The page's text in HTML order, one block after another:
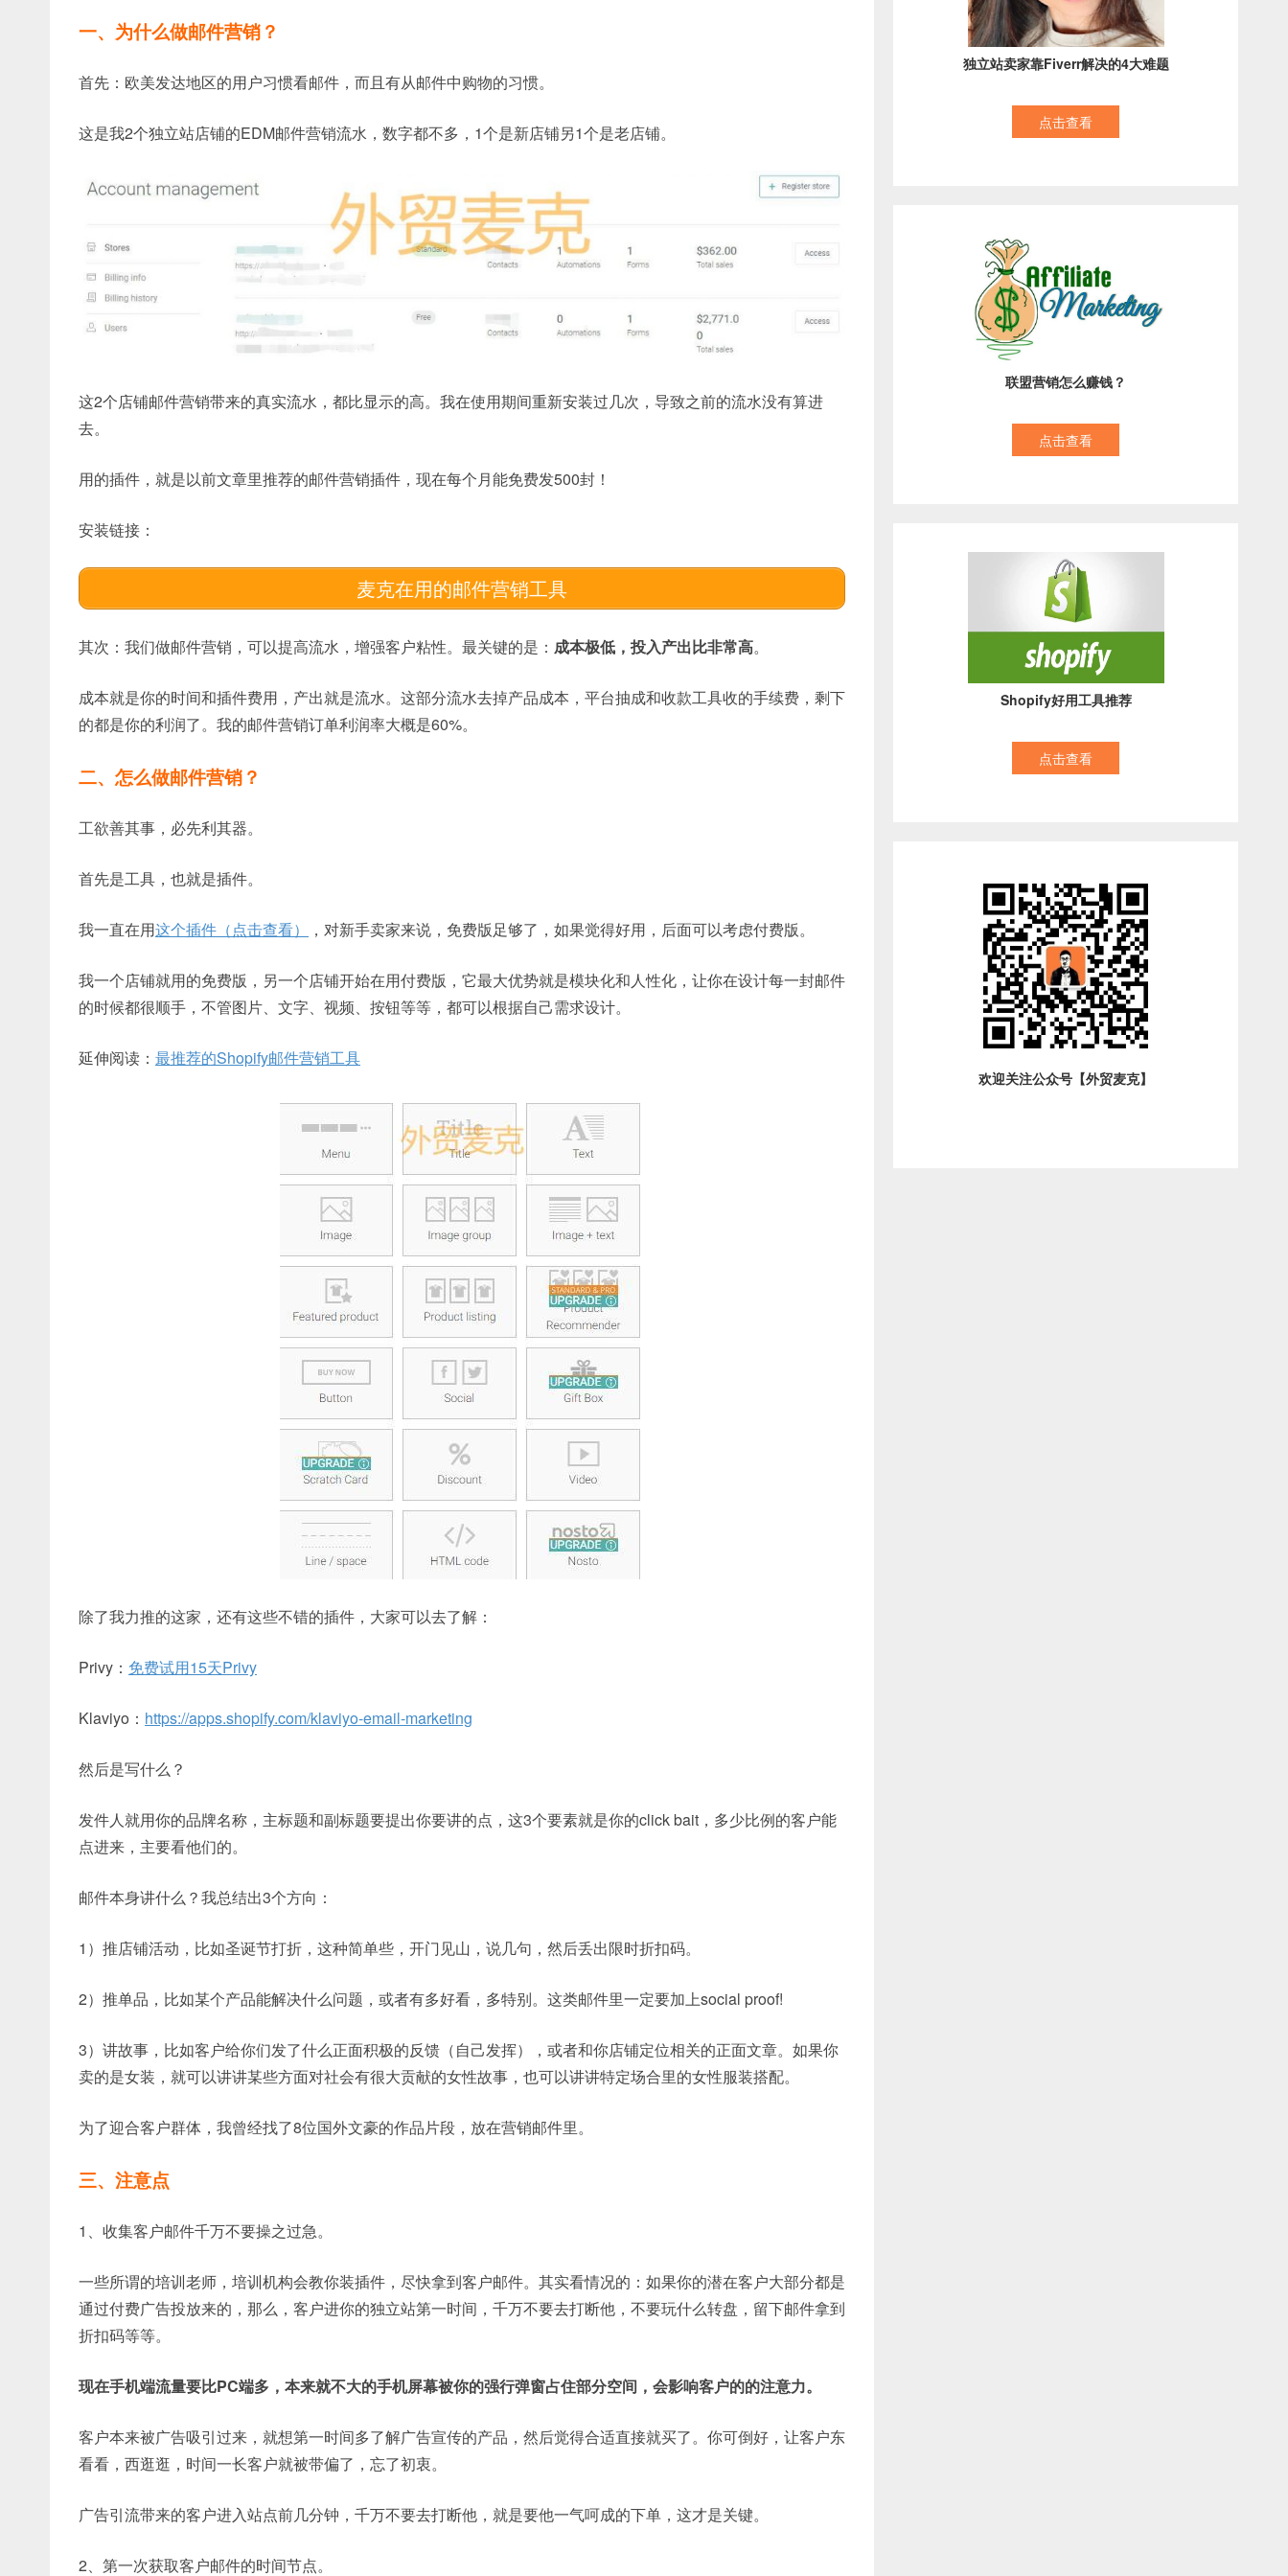
一、为什么做邮件营销？
首先：欧美发达地区的用户习惯看邮件，而且有从邮件中购物的习惯。
这是我2个独立站店铺的EDM邮件营销流水，数字都不多，1个是新店铺另1个是老店铺。
这2个店铺邮件营销带来的真实流水，都比显示的高。我在使用期间重新安装过几次，导致之前的流水没有算进
去。
用的插件，就是以前文章里推荐的邮件营销插件，现在每个月能免费发500封！
安装链接：
麦克在用的邮件营销工具
其次：我们做邮件营销，可以提高流水，增强客户粘性。最关键的是： 成本极低，投入产出比非常高。
成本就是你的时间和插件费用，产出就是流水。这部分流水去掉产品成本，平台抽成和收款工具收的手续费，剩下
的都是你的利润了。我的邮件营销订单利润率大概是60%。
二、怎么做邮件营销？
工欲善其事，必先利其器。
首先是工具，也就是插件。
我一直在用这个插件（点击查看） ， 对新手卖家来说，免费版足够了，如果觉得好用，后面可以考虑付费版。
我一个店铺就用的免费版，另一个店铺开始在用付费版，它最大优势就是模块化和人性化，让你在设计每一封邮件
的时候都很顺手，不管图片、文字、视频、按钮等等，都可以根据自己需求设计。
延伸阅读： 最推荐的Shopify邮件营销工具
除了我力推的这家，还有这些不错的插件，大家可以去了解：
Privy： 免费试用15天Privy
Klaviyo： https://apps.shopify.com/klaviyo-email-marketing
然后是写什么？
发件人就用你的品牌名称，主标题和副标题要提出你要讲的点，这3个要素就是你的click bait，多少比例的客户能
点进来，主要看他们的。
邮件本身讲什么？我总结出3个方向：
1）推店铺活动，比如圣诞节打折，这种简单些，开门见山，说几句，然后丢出限时折扣码。
2）推单品，比如某个产品能解决什么问题，或者有多好看，多特别。这类邮件里一定要加上social proof!
3）讲故事，比如客户给你们发了什么正面积极的反馈（自己发挥），或者和你店铺定位相关的正面文章。如果你
卖的是女装，就可以讲讲某些方面对社会有很大贡献的女性故事，也可以讲讲特定场合里的女性服装搭配。
为了迎合客户群体，我曾经找了8位国外文豪的作品片段，放在营销邮件里。
三、注意点
1、收集客户邮件千万不要操之过急。
一些所谓的培训老师，培训机构会教你装插件，尽快拿到客户邮件。其实看情况的：如果你的潜在客户大部分都是
通过付费广告投放来的，那么，客户进你的独立站第一时间，千万不要去打断他，不要玩什么转盘，留下邮件拿到
折扣码等等。
现在手机端流量要比PC端多，本来就不大的手机屏幕被你的强行弹窗占住部分空间，会影响客户的的注意力。
客户本来被广告吸引过来，就想第一时间多了解广告宣传的产品，然后觉得合适直接就买了。你可倒好，让客户东
看看，西逛逛，时间一长客户就被带偏了，忘了初衷。
广告引流带来的客户进入站点前几分钟，千万不要去打断他，就是要他一气呵成的下单，这才是关键。
2、第一次获取客户邮件的时间节点。
独立站卖家靠Fiverr解决的4大难题
点击查看
联盟营销怎么赚钱？
点击查看
Shopify好用工具推荐
点击查看
欢迎关注公众号【外贸麦克】